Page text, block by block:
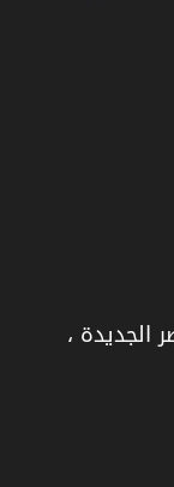
الجديدة ،